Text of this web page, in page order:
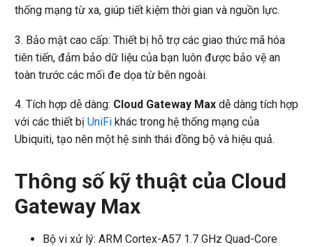
thống mạng từ xa, giúp tiết kiệm thời gian và nguồn lực.
3. Bảo mật cao cấp: Thiết bị hỗ trợ các giao thức mã hóa
tiên tiến, đảm bảo dữ liệu của bạn luôn được bảo vệ an
toàn trước các mối đe dọa từ bên ngoài.
4. Tích hợp dễ dàng: Cloud Gateway Max dễ dàng tích hợp
với các thiết bị UniFi khác trong hệ thống mạng của
Ubiquiti, tạo nên một hệ sinh thái đồng bộ và hiệu quả.
Thông số kỹ thuật của Cloud
Gateway Max
Bộ vi xử lý: ARM Cortex-A57 1.7 GHz Quad-Core